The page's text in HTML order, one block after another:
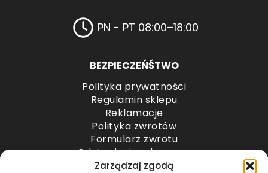
Zarządzaj zgodą
PN - PT 08:00–18:00
BEZPIECZEŃŚTWO
Polityka prywatności
Regulamin sklepu
Reklamacje
Polityka zwrotów
Formularz zwrotu
Odstąpienie od umowy
Odstąpienie od umowy – przesyłki paletowe